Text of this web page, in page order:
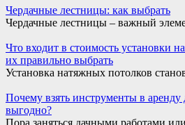
Чердачные лестницы: как выбрать
Чердачные лестницы – важный
Что входит в стоимость установки
их правильно выбрать
Установка натяжных потолков
Почему взять инструменты в аренду
выгодно?